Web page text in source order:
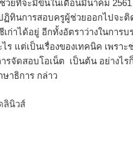
ยที่จะมีขึ้นในเดือนมีนาคม
ฏิทินการสอบครูผู้ช่วยออกไปจะ
ก่าได้อยู่ อีกทั้งอัตราว่างในการ
ร แต่เป็นเรื่องของเทคนิค เพรา
ารจัดสอบโอเน็ต เป็นต้น อย่าง
ษาธิการ กล่าว
ลินิวส์